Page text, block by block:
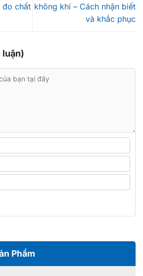
đo chất không khí – Cách nhận biết
và khắc phục
luận)
Phẩm